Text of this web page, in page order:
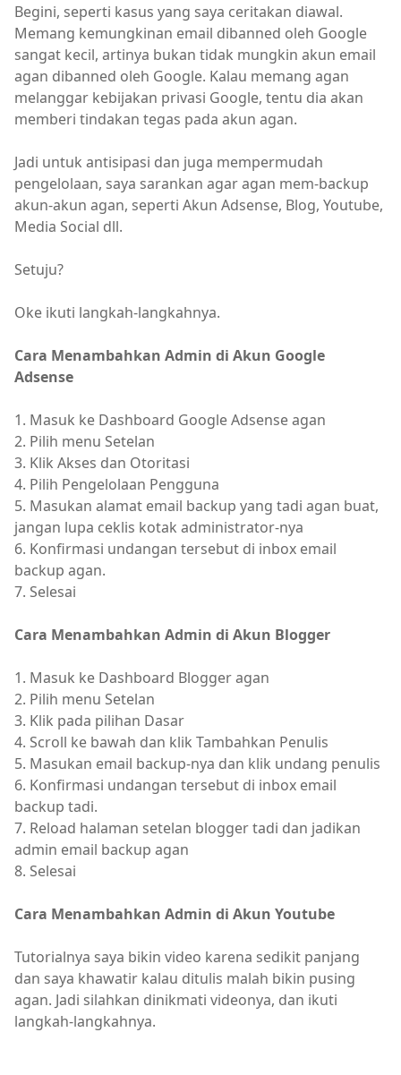
Begini, seperti kasus yang saya ceritakan diawal.
Memang kemungkinan email dibanned oleh Google
sangat kecil, artinya bukan tidak mungkin akun email
agan dibanned oleh Google. Kalau memang agan
melanggar kebijakan privasi Google, tentu dia akan
memberi tindakan tegas pada akun agan.
Jadi untuk antisipasi dan juga mempermudah
pengelolaan, saya sarankan agar agan mem-backup
akun-akun agan, seperti Akun Adsense, Blog, Youtube,
Media Social dll.
Setuju?
Oke ikuti langkah-langkahnya.
Cara Menambahkan Admin di Akun Google
Adsense
1. Masuk ke Dashboard Google Adsense agan
2. Pilih menu Setelan
3. Klik Akses dan Otoritasi
4. Pilih Pengelolaan Pengguna
5. Masukan alamat email backup yang tadi agan buat,
jangan lupa ceklis kotak administrator-nya
6. Konfirmasi undangan tersebut di inbox email
backup agan.
7. Selesai
Cara Menambahkan Admin di Akun Blogger
1. Masuk ke Dashboard Blogger agan
2. Pilih menu Setelan
3. Klik pada pilihan Dasar
4. Scroll ke bawah dan klik Tambahkan Penulis
5. Masukan email backup-nya dan klik undang penulis
6. Konfirmasi undangan tersebut di inbox email
backup tadi.
7. Reload halaman setelan blogger tadi dan jadikan
admin email backup agan
8. Selesai
Cara Menambahkan Admin di Akun Youtube
Tutorialnya saya bikin video karena sedikit panjang
dan saya khawatir kalau ditulis malah bikin pusing
agan. Jadi silahkan dinikmati videonya, dan ikuti
langkah-langkahnya.